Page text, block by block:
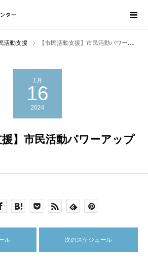
活動支援 【市民活動支援】市民活動パワーアップ講座
1月
16
2024
援】市民活動パワーアップ
ル 次のスケジュール